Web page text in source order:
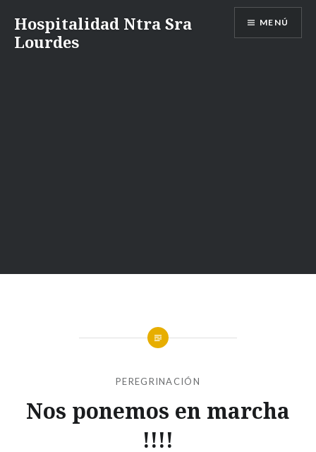
contenido
Hospitalidad Ntra Sra
Lourdes
MENÚ
PEREGRINACIÓN
Nos ponemos en marcha
!!!!